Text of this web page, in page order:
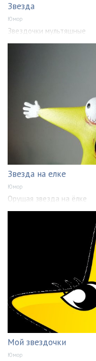
Звезда
Юмор
Звездочки мультяшные
Звезда на елке
Юмор
Орущая звезда на ёлке
Мой звездочки
Юмор